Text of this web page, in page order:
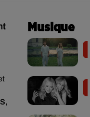
Musique